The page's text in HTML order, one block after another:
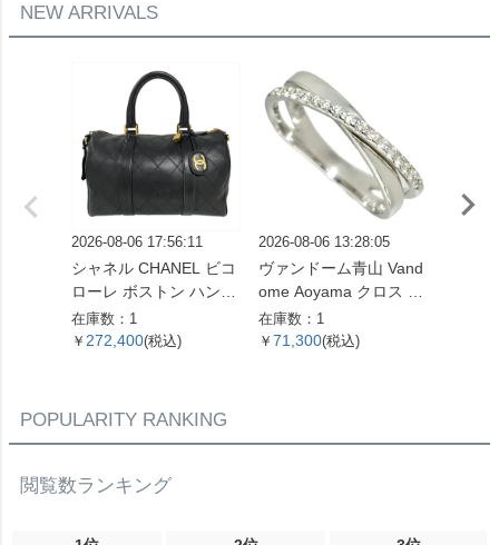
NEW ARRIVALS
2026-08-06 17:56:11
シャネル CHANEL ビコ
ローレ ボストン ハンド
バッグ レザー ブラック
ゴールド金具 ココマー
在庫数：1
￥ 272,400(税込)
2026-08-06 13:28:05
ヴァンドーム青山 Vand
ome Aoyama クロス モ
チーフ リング 指輪 ダイ
ヤモンド 0.16ct 約13号
在庫数：1
￥ 71,300(税込)
POPULARITY RANKING
閲覧数ランキング